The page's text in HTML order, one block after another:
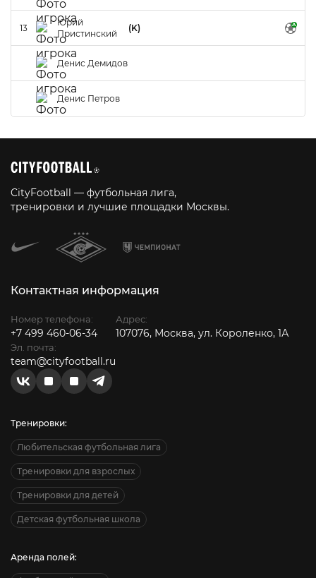
13
Юрий
Пристинский
(K)
Денис Демидов
Денис Петров
CityFootball — футбольная лига,
тренировки и лучшие площадки Москвы.
Контактная информация
Номер телефона:
+7 499 460-06-34
Эл. почта:
team@cityfootball.ru
Адрес:
107076, Москва, ул. Короленко, 1А
Тренировки:
Любительская футбольная лига
Тренировки для взрослых
Тренировки для детей
Детская футбольная школа
Аренда полей: